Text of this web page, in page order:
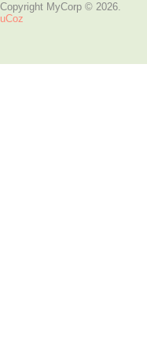
Copyright MyCorp © 2026.
uCoz